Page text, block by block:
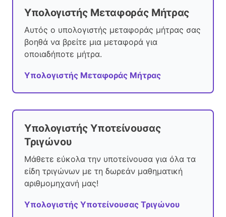
Υπολογιστής Μεταφοράς Μήτρας
Αυτός ο υπολογιστής μεταφοράς μήτρας σας
βοηθά να βρείτε μια μεταφορά για
οποιαδήποτε μήτρα.
Υπολογιστής Μεταφοράς Μήτρας
Υπολογιστής Υποτείνουσας
Τριγώνου
Μάθετε εύκολα την υποτείνουσα για όλα τα
είδη τριγώνων με τη δωρεάν μαθηματική
αριθμομηχανή μας!
Υπολογιστής Υποτείνουσας Τριγώνου